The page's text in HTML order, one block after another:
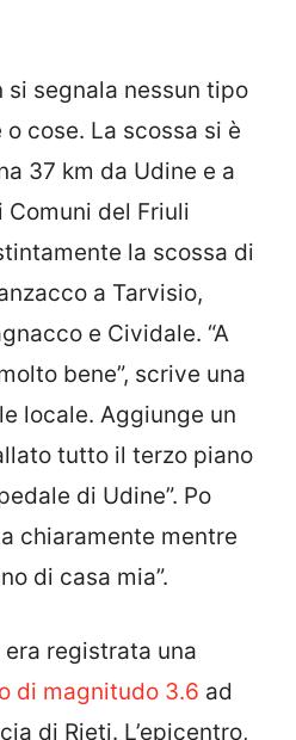
si segnala nessun tipo
cose. La scossa si è
37 km da Udine e a
del Friuli
la scossa di
a Tarvisio,
e Cividale. “A
bene”, scrive una
locale. Aggiunge un
tutto il terzo piano
di Udine”. Po
chiaramente mentre
di casa mia”.
registrata una
di magnitudo 3.6 ad
di Rieti. L’epicentro,